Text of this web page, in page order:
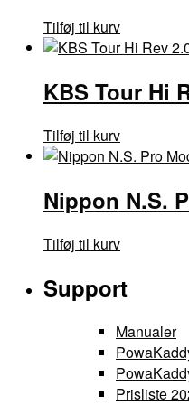
Tilføj til kurv
KBS Tour Hi
Tilføj til kurv
Nippon N.S.
Tilføj til kurv
Support
Manualer
Prisliste